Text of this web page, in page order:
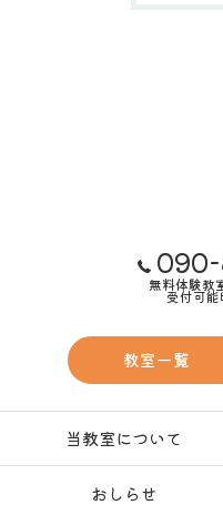
無料体験教
受付可
教室一覧
当教室について
おしらせ